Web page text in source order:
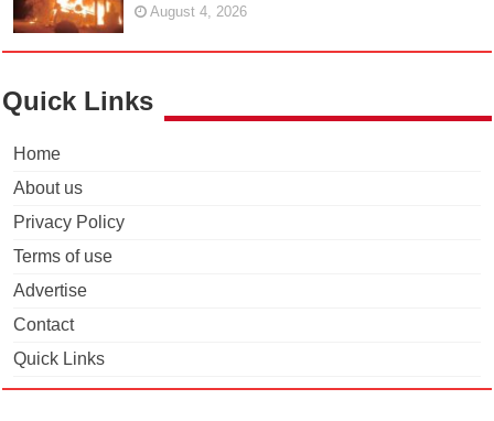
August 4, 2026
Quick Links
Home
About us
Privacy Policy
Terms of use
Advertise
Contact
Quick Links